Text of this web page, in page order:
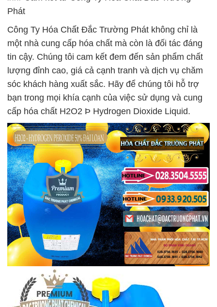
Phát
Công Ty Hóa Chất Đắc Trường Phát không chỉ là
một nhà cung cấp hóa chất mà còn là đối tác đáng
tin cậy. Chúng tôi cam kết đem đến sản phẩm chất
lượng đỉnh cao, giá cả cạnh tranh và dịch vụ chăm
sóc khách hàng xuất sắc. Hãy để chúng tôi hỗ trợ
bạn trong mọi khía cạnh của việc sử dụng và cung
cấp hóa chất H2O2 Þ Hydrogen Dioxide Liquid.